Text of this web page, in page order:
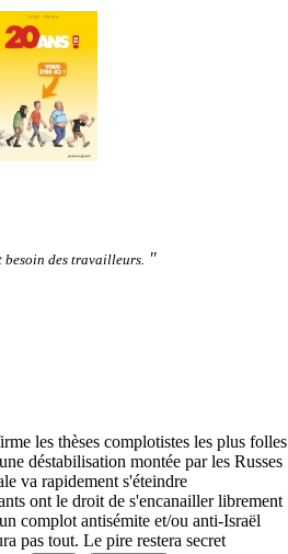
besoin des travailleurs. "
les thèses complotistes les plus folles
déstabilisation montée par les Russes
va rapidement s'éteindre
ont le droit de s'encanailler librement
complot antisémite et/ou anti-Israël
pas tout. Le pire restera secret